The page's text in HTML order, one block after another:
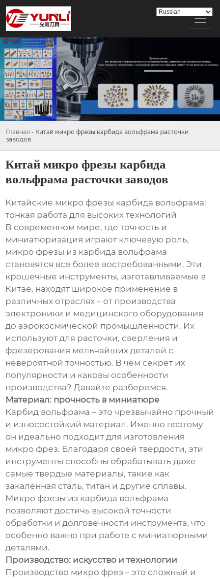
Главная - Китай микро фрезы карбида вольфрама расточки
заводов
Китай микро фрезы карбида
вольфрама расточки заводов
Китайские микро фрезы карбида вольфрама:
тонкая работа для высоких технологий
В современном мире, где точность и
миниатюризация играют ключевую роль,
микро фрезы из карбида вольфрама
становятся все более востребованными. Эти
крошечные инструменты, изготавливаемые в
Китае, находят широкое применение в
различных отраслях – от производства
электроники и медицинского оборудования
до аэрокосмической промышленности. Их
используют для расточки, сверления и
фрезерования мельчайших деталей с
невероятной точностью. В чем секрет их
популярности и каковы особенности
производства? Давайте разберемся.
Материал: прочность в миниатюре
Карбид вольфрама – это чрезвычайно прочный
и износостойкий материал. Именно поэтому
он идеально подходит для изготовления
микро фрез. Благодаря своей твердости, эти
инструменты способны обрабатывать даже
самые твердые материалы, такие как
закаленная сталь, титан и другие сплавы.
Микро фрезы из карбида вольфрама
позволяют достичь высокой точности
обработки и долговечности инструмента, что
особенно важно при работе с миниатюрными
деталями.
Производство: искусство и технологии
Производство микро фрез – это сложный и